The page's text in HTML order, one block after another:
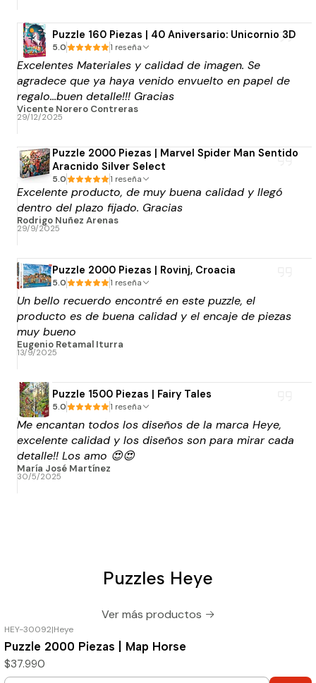
Puzzle 160 Piezas | 40 Aniversario: Unicornio 3D
5.0 1 reseña
Excelentes Materiales y calidad de imagen. Se
agradece que ya haya venido envuelto en papel de
regalo...buen detalle!!! Gracias
Vicente Norero Contreras
29/12/2025
Puzzle 2000 Piezas | Marvel Spider Man Sentido
Aracnido Silver Select
5.0 1 reseña
Excelente producto, de muy buena calidad y llegó
dentro del plazo fijado. Gracias
Rodrigo Nuñez Arenas
29/9/2025
Puzzle 2000 Piezas | Rovinj, Croacia
5.0 1 reseña
Un bello recuerdo encontré en este puzzle, el
producto es de buena calidad y el encaje de piezas
muy bueno
Eugenio Retamal Iturra
13/9/2025
Puzzle 1500 Piezas | Fairy Tales
5.0 1 reseña
Me encantan todos los diseños de la marca Heye,
excelente calidad y los diseños son para mirar cada
detalle!! Los amo 😍😍
María José Martínez
30/5/2025
Puzzles Heye
Ver más productos
HEY-30092|Heye
Puzzle 2000 Piezas | Map Horse
$37.990